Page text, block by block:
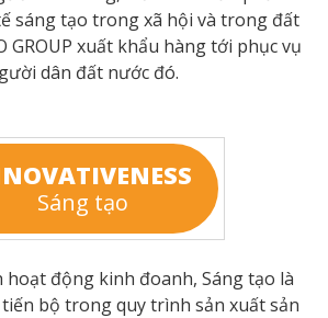
sáng tạo trong xã hội và trong đất
GROUP xuất khẩu hàng tới phục vụ
dân đất nước đó.
Sáng tạo
động kinh đoanh, Sáng tạo là
bộ trong quy trình sản xuất sản